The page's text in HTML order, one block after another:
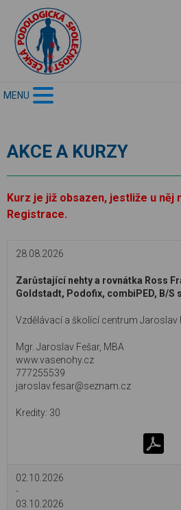
MENU
AKCE A KURZY
Kurz je již obsazen, jestliže u něj
Registrace.
28.08.2026
Zarůstající nehty a rovnátka Ross
Goldstadt, Podofix, combiPED, B/S
Vzdělávací a školící centrum Jaroslav
Mgr. Jaroslav Fešar, MBA
www.vasenohy.cz
777255539
jaroslav.fesar@seznam.cz
30
02.10.2026
-
03.10.2026